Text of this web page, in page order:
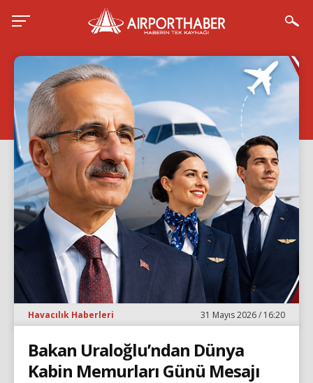
Havacılık Haberleri 31 Mayıs 2026 / 16:20
Bakan Uraloğlu’ndan Dünya
Kabin Memurları Günü Mesajı